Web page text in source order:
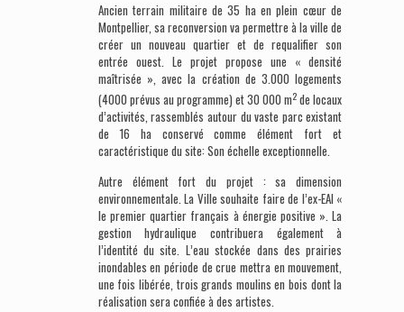
Ancien terrain militaire de 35 ha en plein cœur de
Montpellier, sa reconversion va permettre à la ville de
créer un nouveau quartier et de requalifier son
entrée ouest. Le projet propose une « densité
maîtrisée », avec la création de 3.000 logements
(4000 prévus au programme) et 30 000 m2de locaux
d’activités, rassemblés autour du vaste parc existant
de 16 ha conservé comme élément fort et
caractéristique du site: Son échelle exceptionnelle.
Autre élément fort du projet : sa dimension
environnementale. La Ville souhaite faire de l’ex-EAI «
le premier quartier français à énergie positive ». La
gestion hydraulique contribuera également à
l’identité du site. L’eau stockée dans des prairies
inondables en période de crue mettra en mouvement,
une fois libérée, trois grands moulins en bois dont la
réalisation sera confiée à des artistes.